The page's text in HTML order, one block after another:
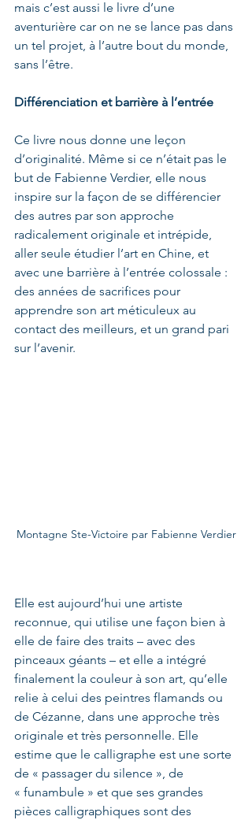
mais c’est aussi le livre d’une
aventurière car on ne se lance pas dans
un tel projet, à l’autre bout du monde,
sans l’être.
Différenciation et barrière à l’entrée
Ce livre nous donne une leçon
d’originalité. Même si ce n’était pas le
but de Fabienne Verdier, elle nous
inspire sur la façon de se différencier
des autres par son approche
radicalement originale et intrépide,
aller seule étudier l’art en Chine, et
avec une barrière à l’entrée colossale :
des années de sacrifices pour
apprendre son art méticuleux au
contact des meilleurs, et un grand pari
sur l’avenir.
Montagne Ste-Victoire par Fabienne Verdier
Elle est aujourd’hui une artiste
reconnue, qui utilise une façon bien à
elle de faire des traits – avec des
pinceaux géants – et elle a intégré
finalement la couleur à son art, qu’elle
relie à celui des peintres flamands ou
de Cézanne, dans une approche très
originale et très personnelle. Elle
estime que le calligraphe est une sorte
de « passager du silence », de
« funambule » et que ses grandes
pièces calligraphiques sont des